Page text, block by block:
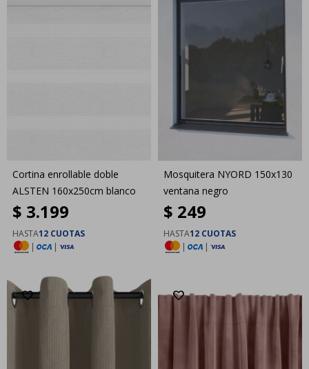
Cortina enrollable doble
ALSTEN 160x250cm blanco
$ 3.199
HASTA12 CUOTAS
|
|
Mosquitera NYORD 150x130
ventana negro
$ 249
HASTA12 CUOTAS
|
|